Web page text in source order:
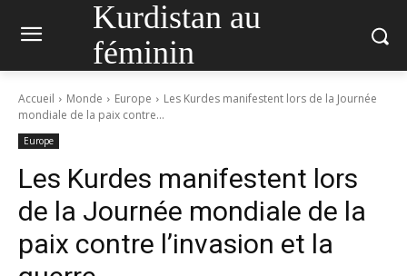
Kurdistan au
féminin
Accueil Monde Europe
Les Kurdes manifestent lors de la Journée
mondiale de la paix contre...
Europe
Les Kurdes manifestent lors
de la Journée mondiale de la
paix contre l’invasion et la